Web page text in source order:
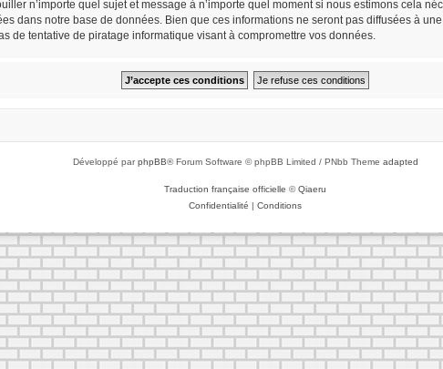
n’importe quel sujet et message à n’importe quel moment si nous estimons cela
dans notre base de données. Bien que ces informations ne seront pas diffusées à
de tentative de piratage informatique visant à compromettre vos données.
Développé parphpBB® Forum Software © phpBB Limited / PNbb Theme adapted
Traduction française officielle ©Qiaeru
Confidentialité | Conditions